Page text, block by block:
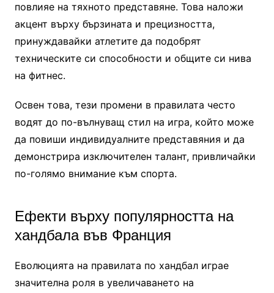
повлияе на тяхното представяне. Това наложи
акцент върху бързината и прецизността,
принуждавайки атлетите да подобрят
техническите си способности и общите си нива
на фитнес.
Освен това, тези промени в правилата често
водят до по-вълнуващ стил на игра, който може
да повиши индивидуалните представяния и да
демонстрира изключителен талант, привличайки
по-голямо внимание към спорта.
Ефекти върху популярността на
хандбала във Франция
Еволюцията на правилата по хандбал играе
значителна роля в увеличаването на